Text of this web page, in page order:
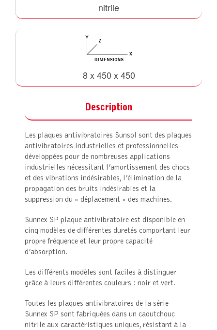
nitrile
8 x 450 x 450
Description
Les plaques antivibratoires Sunsol sont des plaques
antivibratoires industrielles et professionnelles
développées pour de nombreuses applications
industrielles nécessitant l’amortissement des chocs
et des vibrations indésirables, l’élimination de la
propagation des bruits indésirables et la
suppression du « déplacement » des machines.
Sunnex SP plaque antivibratoire est disponible en
cinq modèles de différentes duretés comportant leur
propre fréquence et leur propre capacité
d’absorption.
Les différents modèles sont faciles à distinguer
grâce à leurs différentes couleurs : noir et vert.
Toutes les plaques antivibratoires de la série
Sunnex SP sont fabriquées dans un caoutchouc
nitrile aux caractéristiques uniques, résistant à la